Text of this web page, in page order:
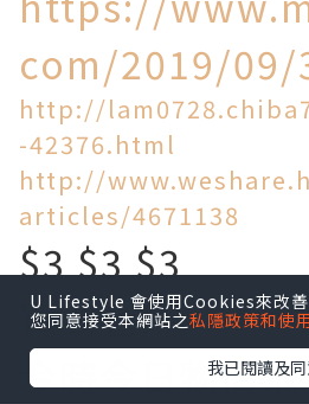
com/2019/
http://
-42376.html
http://
articles/4671138
$3 $3 $3
買到乜!
今時今日物價
U Lifestyle 會使用Cookies來改善
您同意接受本網站之私隱政策和使
我已閱讀及